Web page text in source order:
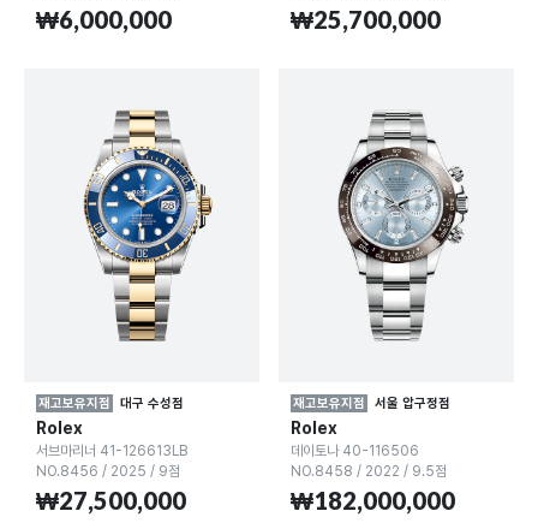
₩6,000,000 ₩25,700,000
재고보유지점 대구 수성점
Rolex
서브마리너 41-126613LB
NO.8456 / 2025 / 9점
₩27,500,000
재고보유지점 서울 압구정점
Rolex
데이토나 40-116506
NO.8458 / 2022 / 9.5점
₩182,000,000